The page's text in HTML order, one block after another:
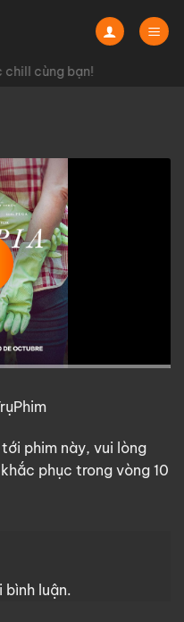
cùng bạn!
phim này, vui lòng
phục trong vòng 10
bình luận.